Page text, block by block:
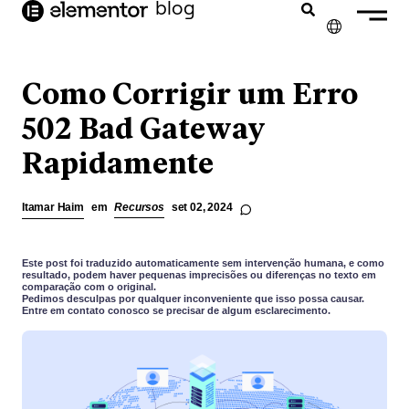
conteúdo
blog
ENGLISH
ITALIANO
Como Corrigir um Erro
502 Bad Gateway
Rapidamente
Itamar Haim em Recursos set 02, 2024
Este post foi traduzido automaticamente sem intervenção humana, e como
resultado, podem haver pequenas imprecisões ou diferenças no texto em
comparação com o original.
Pedimos desculpas por qualquer inconveniente que isso possa causar.
Entre em contato conosco se precisar de algum esclarecimento.